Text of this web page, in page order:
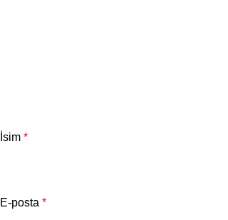
İsim *
E-posta *